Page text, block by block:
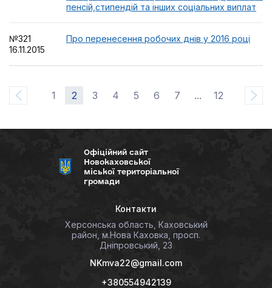
пенсій,стипендій та інших соціальних виплат
№321
16.11.2015
Про перенесення робочих днів у 2016 році
1 2 3 4 5 6 7 ... 12
Офіційний сайт
Новокаховської
міської територіальної
громади
Контакти
Херсонська область, Каховський
район, м.Нова Каховка, просп.
Дніпровський, 23
NKmva22@gmail.com
+380554942139